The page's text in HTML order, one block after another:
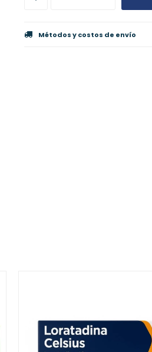
Métodos y costos de envío